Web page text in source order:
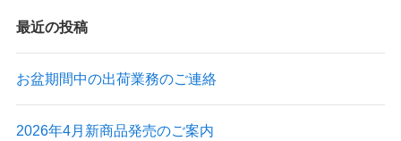
最近の投稿
お盆期間中の出荷業務のご連絡
2026年4月新商品発売のご案内